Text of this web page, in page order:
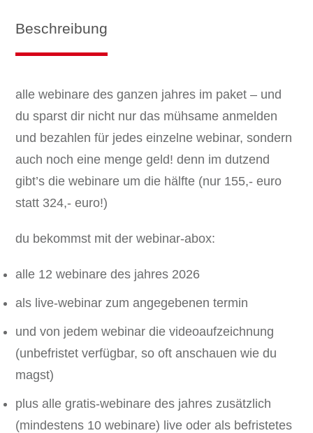
Beschreibung
alle webinare des ganzen jahres im paket – und
du sparst dir nicht nur das mühsame anmelden
und bezahlen für jedes einzelne webinar, sondern
auch noch eine menge geld! denn im dutzend
gibt’s die webinare um die hälfte (nur 155,- euro
statt 324,- euro!)
du bekommst mit der webinar-abox:
alle 12 webinare des jahres 2026
als live-webinar zum angegebenen termin
und von jedem webinar die videoaufzeichnung
(unbefristet verfügbar, so oft anschauen wie du
magst)
plus alle gratis-webinare des jahres zusätzlich
(mindestens 10 webinare) live oder als befristetes